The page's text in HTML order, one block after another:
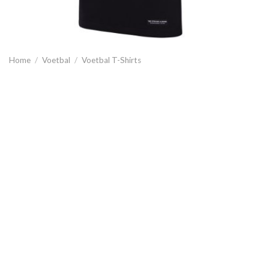
Home / Voetbal / Voetbal T-Shirts